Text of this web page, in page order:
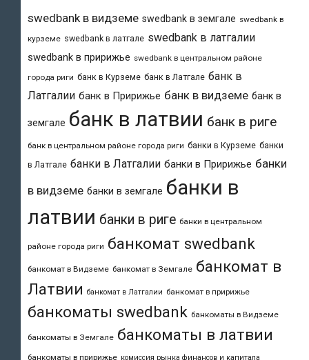
swedbank в видземе swedbank в земгале swedbank в
курземе swedbank в латгале swedbank в латгалии
swedbank в пририжье swedbank в центральном районе
города риги банк в Курземе банк в Латгале банк в
Латгалии банк в Пририжье банк в видземе банк в
земгале банк в латвии банк в риге
банк в центральном районе города риги банки в Курземе банки
в Латгале банки в Латгалии банки в Пририжье банки
в видземе банки в земгале банки в
латвии банки в риге банки в центральном
районе города риги банкомат swedbank
банкомат в Видземе банкомат в Земгале банкомат в
Латвии банкомат в Латгалии банкомат в пририжье
банкоматы swedbank банкоматы в Видземе
банкоматы в Земгале банкоматы в латвии
банкоматы в пририжье комиссия рынка финансов и капитала